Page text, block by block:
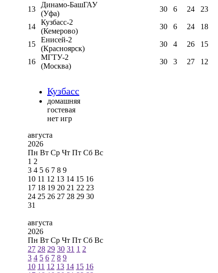
13
Динамо-БашГАУ
(Уфа)
30 6 24 23
14
Кузбасс-2
(Кемерово)
30 6 24 18
15
Енисей-2
(Красноярск)
30 4 26 15
16
МГТУ-2
(Москва)
30 3 27 12
Кузбасс
домашняя
гостевая
нет игр
августа
2026
Пн Вт Ср Чт Пт Сб Вс
1 2
3 4 5 6 7 8 9
10 11 12 13 14 15 16
17 18 19 20 21 22 23
24 25 26 27 28 29 30
31
августа
2026
Пн Вт Ср Чт Пт Сб Вс
27 28 29 30 31 1 2
3 4 5 6 7 8 9
10 11 12 13 14 15 16